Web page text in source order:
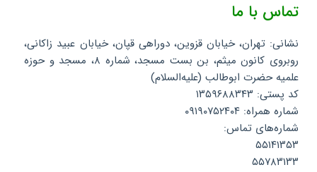
تماس با ما
نشانی: تهران، خیابان قزوین، دوراهی قپان، خیابان عبید زاکانی،
روبروی کانون میثم، بن بست مسجد، شماره ۸، مسجد و حوزه
علمیه حضرت ابوطالب (علیه‌السلام)
کد پستی: ۱۳۵۹۶۸۸۳۴۳
شماره همراه: ۰۹۱۹۰۷۵۲۴۰۴
شماره‌های تماس:
۵۵۱۴۱۳۵۳
۵۵۷۸۳۱۳۳